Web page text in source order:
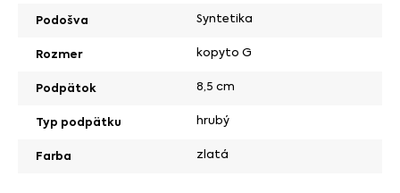
Podošva Syntetika
Rozmer kopyto G
Podpätok 8,5 cm
Typ podpätku hrubý
Farba zlatá